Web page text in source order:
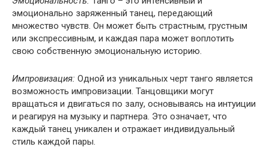
эмоционально заряженный танец, передающий
множество чувств. Он может быть страстным, грустным
или экспрессивным, и каждая пара может воплотить
свою собственную эмоциональную историю.
Импровизация: Одной из уникальных черт танго является
возможность импровизации. Танцовщики могут
вращаться и двигаться по залу, основываясь на интуиции
и реагируя на музыку и партнера. Это означает, что
каждый танец уникален и отражает индивидуальный
стиль каждой пары.